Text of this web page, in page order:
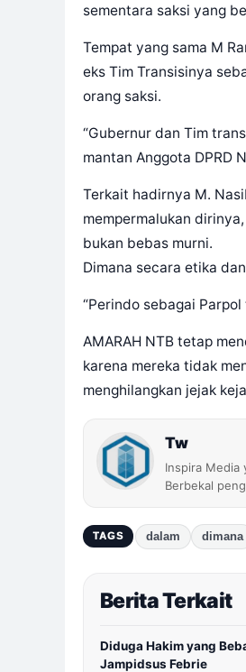
sementara saksi yang
Tempat yang sama M
eks Tim Transisinya
orang saksi.
“Gubernur dan Tim
mantan Anggota DPRD
Terkait hadirnya M.
mempermalukan
bukan bebas murni.
Dimana secara etika
“Perindo sebagai
AMARAH NTB tetap
karena mereka tidak
menghilangkan jejak
Tw
Inspira Media
Berbekal
TAGS dalam dimana
Berita Terkait
Diduga Hakim yang
Jampidsus Febrie